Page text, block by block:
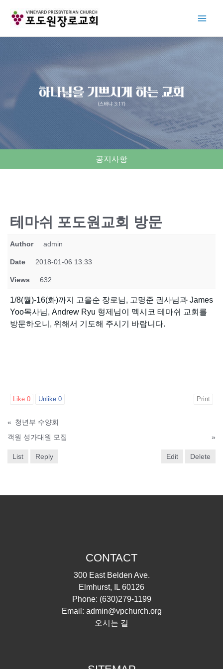
공지사항
테마쉬 포도원교회 방문
Author admin
Date 2018-01-06 13:33
Views 632
1/8(월)-16(화)까지 고을순 장로님, 고명준 권사님과 James
Yoo목사님, Andrew Ryu 형제님이 멕시코 테마쉬 교회를
방문하오니, 위해서 기도해 주시기 바랍니다.
Like 0 Unlike 0 Print
« 청년부 수양회
객원 성가대원 모집
»
List Reply Edit Delete
CONTACT
300 East Belden Ave.
Elmhurst, IL 60126
Phone: (630)279-1199
Email: admin@vpchurch.org
오시는 길